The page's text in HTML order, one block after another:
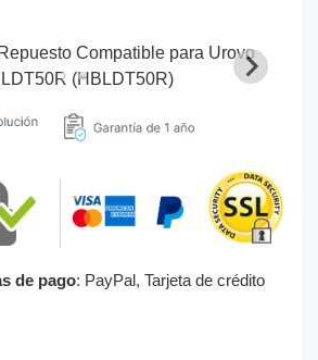
de pago: PayPal, Tarjeta de crédito